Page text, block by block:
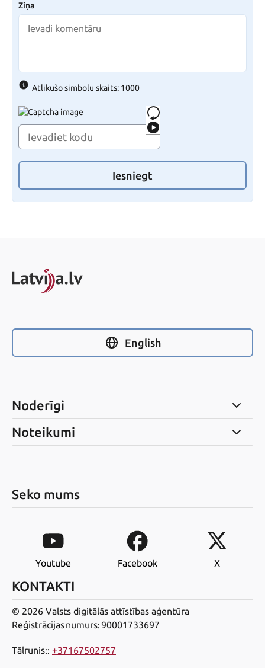
Ziņa
Atlikušo simbolu skaits: 1000
Iesniegt
English
Noderīgi
Noteikumi
Seko mums
Youtube Facebook X
KONTAKTI
© 2026 Valsts digitālās attīstības aģentūra
Reģistrācijas numurs: 90001733697
Tālrunis:: +37167502757